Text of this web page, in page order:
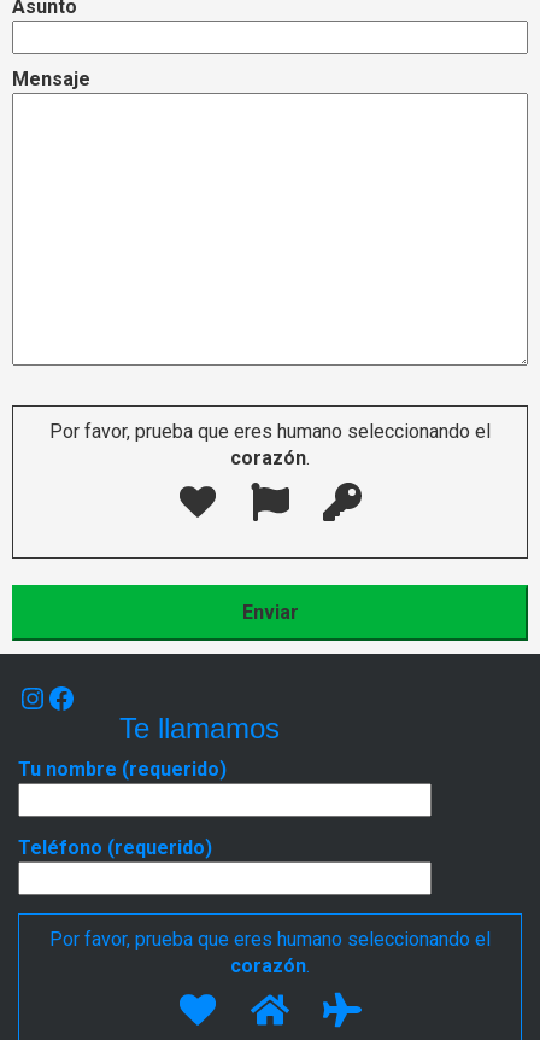
Asunto
Mensaje
Por favor, prueba que eres humano seleccionando el
corazón.
Te llamamos
Tu nombre (requerido)
Teléfono (requerido)
Por favor, prueba que eres humano seleccionando el
corazón.